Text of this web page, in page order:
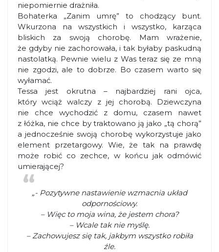
niepomiernie drażniła.
Bohaterka „Zanim umrę” to chodzący bunt.
Wkurzona na wszystkich i wszystko, karząca
bliskich za swoją chorobę. Mam wrażenie,
że gdyby nie zachorowała, i tak byłaby paskudną
nastolatką. Pewnie wielu z Was teraz się ze mną
nie zgodzi, ale to dobrze. Bo czasem warto się
wyłamać.
Tessa jest okrutna – najbardziej rani ojca,
który wciąż walczy z jej chorobą. Dziewczyna
nie chce wychodzić z domu, czasem nawet
z łóżka, nie chce by traktowano ją jako „tą chorą”
a jednocześnie swoją chorobę wykorzystuje jako
element przetargowy. Wie, że tak na prawdę
może robić co zechce, w końcu jak odmówić
umierającej?
„- Pozytywne nastawienie wzmacnia układ
odpornościowy.
– Więc to moja wina, że jestem chora?
– Wcale tak nie myślę.
– Zachowujesz się tak, jakbym wszystko robiła
źle.